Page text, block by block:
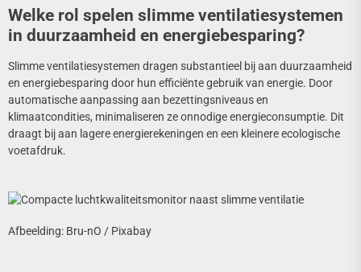
Welke rol spelen slimme ventilatiesystemen
in duurzaamheid en energiebesparing?
Slimme ventilatiesystemen dragen substantieel bij aan duurzaamheid
en energiebesparing door hun efficiënte gebruik van energie. Door
automatische aanpassing aan bezettingsniveaus en
klimaatcondities, minimaliseren ze onnodige energieconsumptie. Dit
draagt bij aan lagere energierekeningen en een kleinere ecologische
voetafdruk.
Afbeelding: Bru-nO / Pixabay